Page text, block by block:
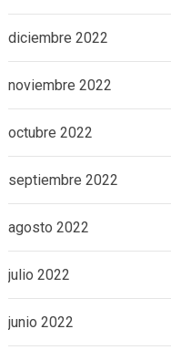
diciembre 2022
noviembre 2022
octubre 2022
septiembre 2022
agosto 2022
julio 2022
junio 2022